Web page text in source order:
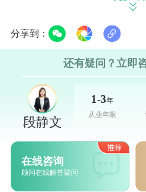
如需进一步了解，或有任
联系为您解答。如果您对自己或
疑虑，欢迎参与前途出国 免费
分享到：
还有疑问？立即
段静文
1-3年
从业年限
在线咨询
顾问在线解答疑问